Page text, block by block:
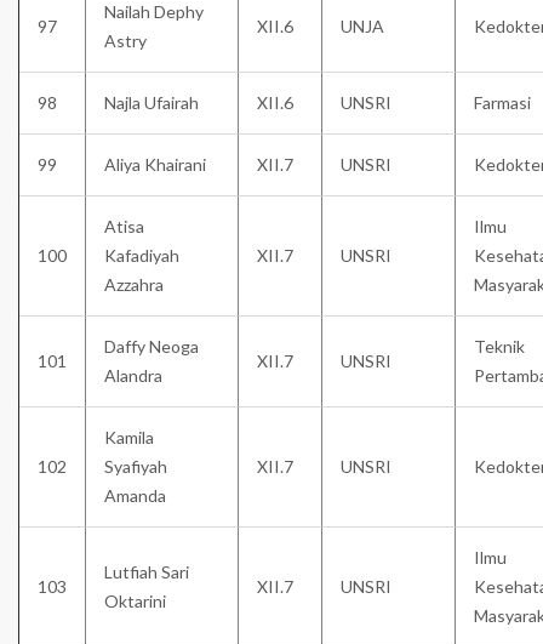
97
Nailah Dephy
Astry
XII.6 UNJA
98 Najla Ufairah XII.6 UNSRI Farmasi
99 Aliya Khairani XII.7 UNSRI
100
Atisa
Kafadiyah
Azzahra
XII.7 UNSRI
Ilmu
101
Daffy Neoga
Alandra
XII.7 UNSRI
Teknik
102
Kamila
Syafiyah
Amanda
XII.7 UNSRI
103
Lutfiah Sari
Oktarini
XII.7 UNSRI
Ilmu